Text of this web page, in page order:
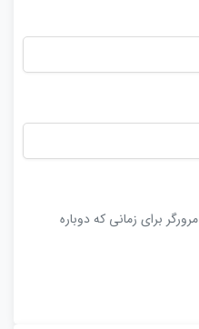
برای زمانی که دوباره